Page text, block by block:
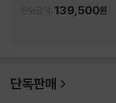
펀딩금액 139,500원
단독판매